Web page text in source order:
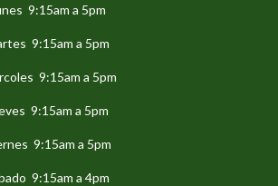
9:15am a 5pm
9:15am a 5pm
9:15am a 5pm
9:15am a 5pm
9:15am a 5pm
9:15am a 4pm